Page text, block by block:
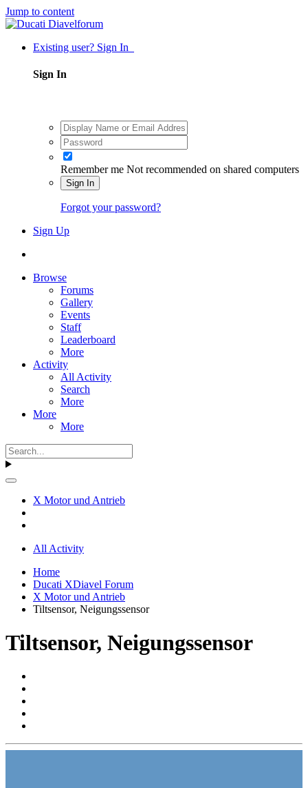
Jump to content
Existing user? Sign In
Sign In
Remember me Not recommended on shared computers
Sign In
Forgot your password?
Sign Up
Browse
Forums
Gallery
Events
Staff
Leaderboard
More
Activity
All Activity
Search
More
More
More
X Motor und Antrieb
All Activity
Home
Ducati XDiavel Forum
X Motor und Antrieb
Tiltsensor, Neigungssensor
Tiltsensor, Neigungssensor